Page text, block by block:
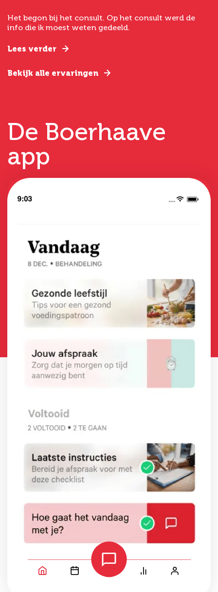
Het begon bij het consult. Op het consult werd de
info die ik moest weten gedeeld.
Lees verder
Bekijk alle ervaringen
De Boerhaave
app